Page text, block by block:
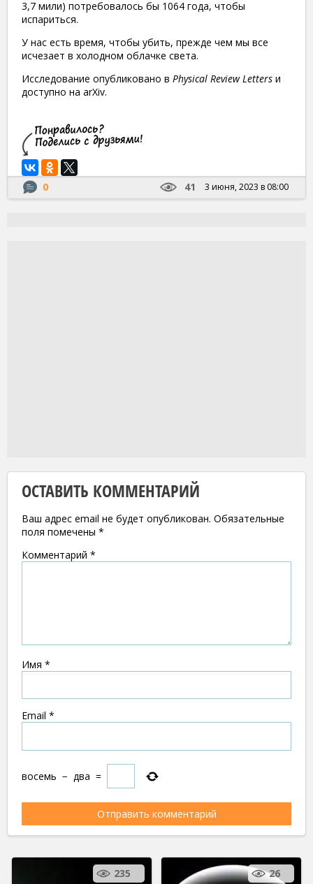
3,7 мили) потребовалось бы 1064 года, чтобы
испариться.
У нас есть время, чтобы убить, прежде чем мы все
исчезает в холодном облачке света.
Исследование опубликовано в Physical Review Letters и
доступно на arXiv.
0 41 3 июня, 2023 в 08:00
ОСТАВИТЬ КОММЕНТАРИЙ
Ваш адрес email не будет опубликован. Обязательные
поля помечены *
Комментарий *
Имя *
Email *
восемь − два =
235 26